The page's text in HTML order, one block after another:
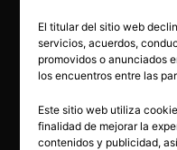
El titular del sitio web
servicios, acuerdos,
promovidos o anunciados
los encuentros entre las
Este sitio web utiliza
finalidad de mejorar la
contenidos y publicidad,